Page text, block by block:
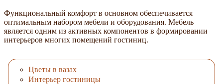
Функциональный комфорт в основном обеспечивается
оптимальным набором мебели и оборудования. Мебель
является одним из активных компонентов в формировании
интерьеров многих помещений гостиниц.
Цветы в вазах
Интерьер гостиницы